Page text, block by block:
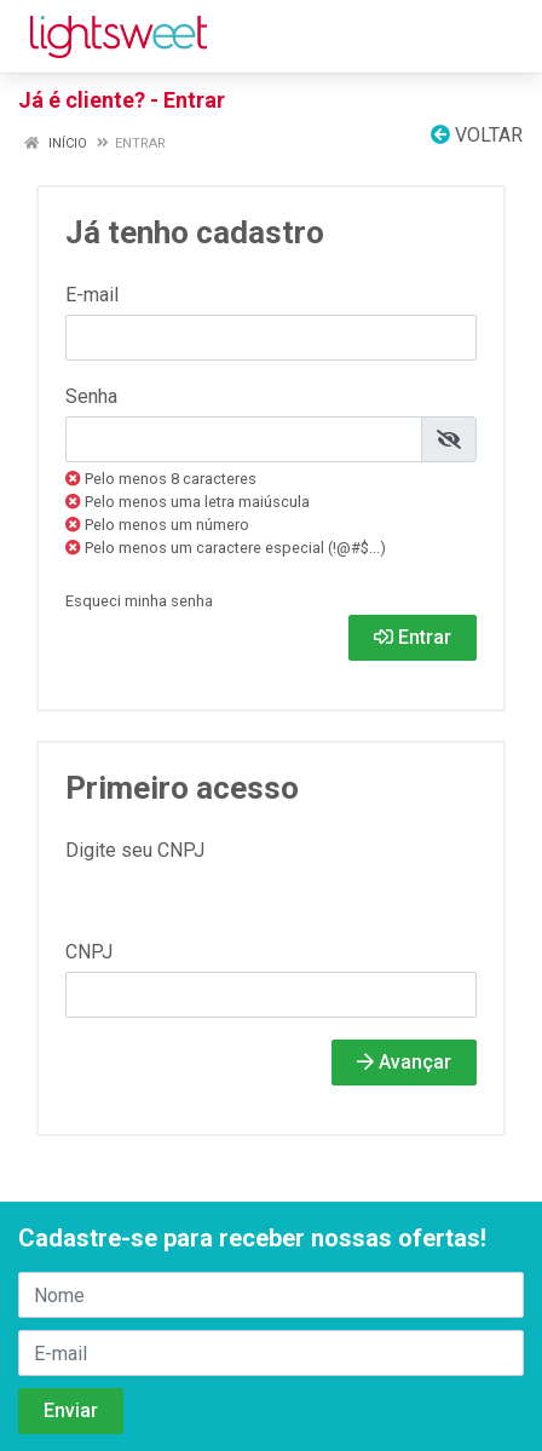
Já é cliente? - Entrar
VOLTAR
INÍCIO ENTRAR
Já tenho cadastro
E-mail
Senha
Pelo menos 8 caracteres
Pelo menos uma letra maiúscula
Pelo menos um número
Pelo menos um caractere especial (!@#$...)
Esqueci minha senha
Entrar
Primeiro acesso
Digite seu CNPJ
CNPJ
Avançar
Cadastre-se para receber nossas ofertas!